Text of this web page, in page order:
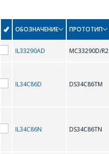
DS34C87TM
GD75232B
ОБОЗНАЧЕНИЕ ПРОТОТИП
IL33290AD MC33290D/R2
IL34C86D DS34C86TM
IL34C86N DS34C86TN